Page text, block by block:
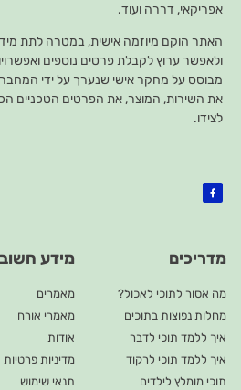
אפריקאי, דררה ועוד.
האתר הוקם מיוזמה אישית, במטרה לתת
ולאפשר ערוץ לקבלת פרטים נוספים
מבוסס על מחקר אישי שנערך על ידי
את השירות, המוצר, את הפרטים הטכניים
לצידו.
מדריכים
מה אסור לתוכי לאכול?
מחלות נפוצות בתוכים
איך ללמד תוכי לדבר
איך ללמד תוכי לרקוד
תוכי מומלץ לילדים
מידע חשוב
מאמרים
מאמרי אורח
אודות
מדיניות פרטיות
תנאי שימוש